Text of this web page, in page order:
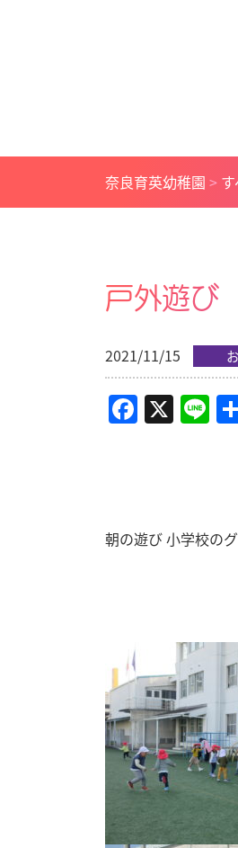
奈良育英幼稚園 >
戸外遊び
2021/11/15
X
朝の遊び 小学校の